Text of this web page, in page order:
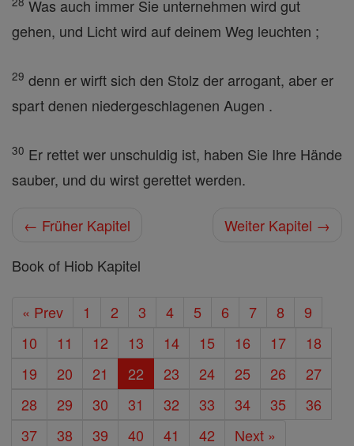
Was auch immer Sie unternehmen wird gut
gehen, und Licht wird auf deinem Weg leuchten ;
29 denn er wirft sich den Stolz der arrogant, aber er
spart denen niedergeschlagenen Augen .
30 Er rettet wer unschuldig ist, haben Sie Ihre Hände
sauber, und du wirst gerettet werden.
← Früher Kapitel
Weiter Kapitel →
Book of Hiob Kapitel
« Prev 1 2 3 4 5 6 7 8
9
10
11 12 13 14 15 16 17
18
19
20 21 22 23 24 25 26
27
28
29 30 31 32 33 34 35
36
37
38 39 40 41 42 Next »